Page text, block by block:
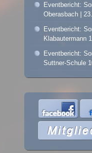
Eventbericht:
Oberasbach |
Eventbericht:
Klabautermann
Eventbericht:
Suttner-Schule